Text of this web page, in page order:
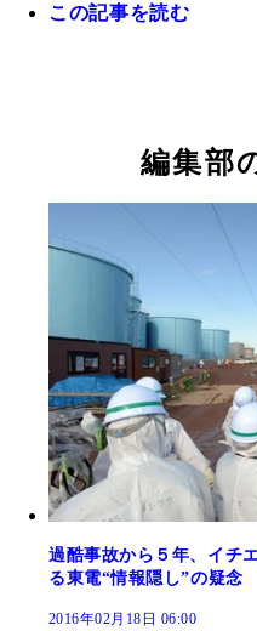
この記事を読む
編集部
過酷事故から５年、イチ
る東電“情報隠し”の疑念
2016年02月18日 06:00